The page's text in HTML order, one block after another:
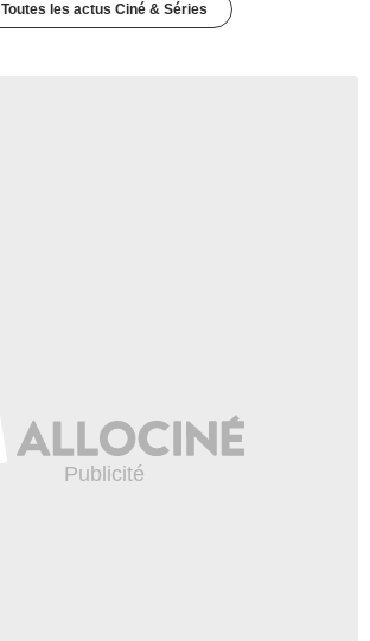
Toutes les actus Ciné & Séries